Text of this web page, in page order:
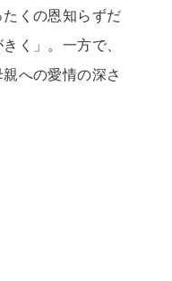
くの恩知らずだ
く」。一方で、
への愛情の深さ